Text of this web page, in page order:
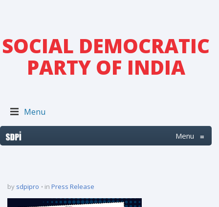
SOCIAL DEMOCRATIC
PARTY OF INDIA
Menu
Menu ≡
by sdpipro in Press Release